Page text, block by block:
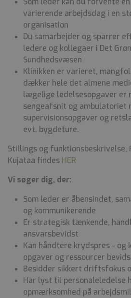
varierende arbejdsdag i en
organisation
Du samarbejder og sparrer
ledere og kollegaer i Det
Sundhedsvæsen
Klinikken er varieret,
dækker hele det almene
lægelige ledelsesopgaver
sengeafsnit og ambulatoriet
supervisionsopgaver og
evt. bygdeture.
Stillings og funktionsbeskrivelse,
Kujataa findes HER
Vi søger dig, der:
Som leder er åbensindet,
og kommunikerende
Er strategisk tænkende,
ansvarsbevidst
Kan håndtere krydspres - og
opgaver og ressourcer
Besidder sikkert driftsfokus
Har lyst til personaleledelse
opmærksomhed på